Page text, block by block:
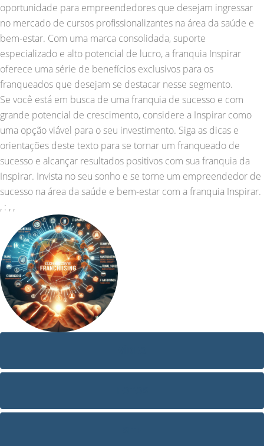
oportunidade para empreendedores que desejam ingressar
no mercado de cursos profissionalizantes na área da saúde e
bem-estar. Com uma marca consolidada, suporte
especializado e alto potencial de lucro, a franquia Inspirar
oferece uma série de benefícios exclusivos para os
franqueados que desejam se destacar nesse segmento.
Se você está em busca de uma franquia de sucesso e com
grande potencial de crescimento, considere a Inspirar como
uma opção viável para o seu investimento. Siga as dicas e
orientações deste texto para se tornar um franqueado de
sucesso e alcançar resultados positivos com sua franquia da
Inspirar. Invista no seu sonho e se torne um empreendedor de
sucesso na área da saúde e bem-estar com a franquia Inspirar.
, : , ,